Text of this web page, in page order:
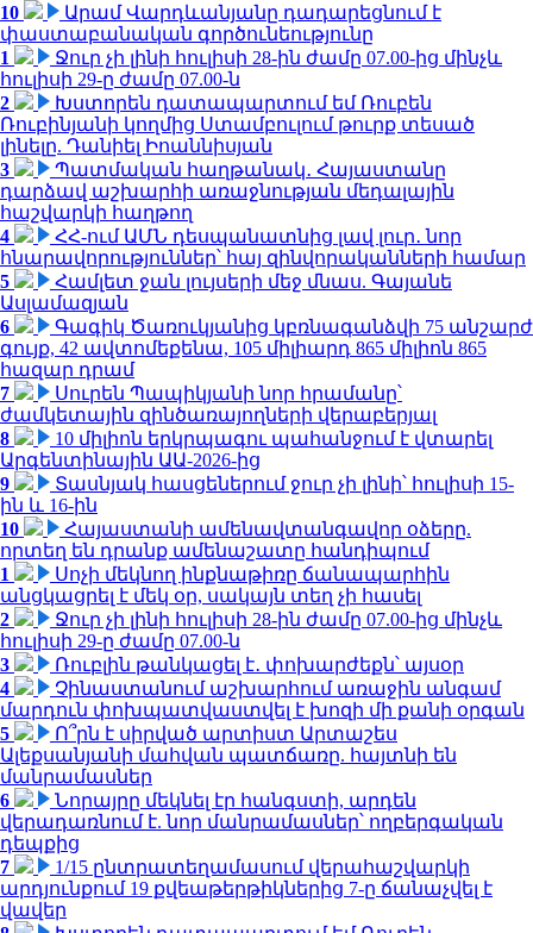
10
Արամ Վարդևանյանը դադարեցնում է
փաստաբանական գործունեությունը
1
Ջուր չի լինի հուլիսի 28-ին ժամը 07.00-ից մինչև
հուլիսի 29-ը ժամը 07.00-ն
2
Խստորեն դատապարտում եմ Ռուբեն
Ռուբինյանի կողմից Ստամբուլում թուրք տեսած
լինելը. Դանիել Իոաննիսյան
3
Պատմական հաղթանակ․ Հայաստանը
դարձավ աշխարհի առաջնության մեդալային
հաշվարկի հաղթող
4
ՀՀ-ում ԱՄՆ դեսպանատնից լավ լուր․ նոր
հնարավորություններ՝ հայ զինվորականների համար
5
Համլետ ջան լույսերի մեջ մնաս. Գայանե
Ասլամազյան
6
Գագիկ Ծառուկյանից կբռնագանձվի 75 անշարժ
գույք, 42 ավտոմեքենա, 105 միլիարդ 865 միլիոն 865
հազար դրամ
7
Սուրեն Պապիկյանի նոր հրամանը՝
ժամկետային զինծառայողների վերաբերյալ
8
10 միլիոն երկրպագու պահանջում է վտարել
Արգենտինային ԱԱ-2026-ից
9
Տասնյակ հասցեներում ջուր չի լինի՝ հուլիսի 15-
ին և 16-ին
10
Հայաստանի ամենավտանգավոր օձերը.
որտեղ են դրանք ամենաշատը հանդիպում
1
Սոչի մեկնող ինքնաթիռը ճանապարհին
անցկացրել է մեկ օր, սակայն տեղ չի հասել
2
Ջուր չի լինի հուլիսի 28-ին ժամը 07.00-ից մինչև
հուլիսի 29-ը ժամը 07.00-ն
3
Ռուբլին թանկացել է․ փոխարժեքն՝ այսօր
4
Չինաստանում աշխարհում առաջին անգամ
մարդուն փոխպատվաստվել է խոզի մի քանի օրգան
5
Ո՞րն է սիրված արտիստ Արտաշես
Ալեքսանյանի մահվան պատճառը. հայտնի են
մանրամասներ
6
Նորայրը մեկնել էր հանգստի, արդեն
վերադառնում է. նոր մանրամասներ՝ ողբերգական
դեպքից
7
1/15 ընտրատեղամասում վերահաշվարկի
արդյունքում 19 քվեաթերթիկներից 7-ը ճանաչվել է
վավեր